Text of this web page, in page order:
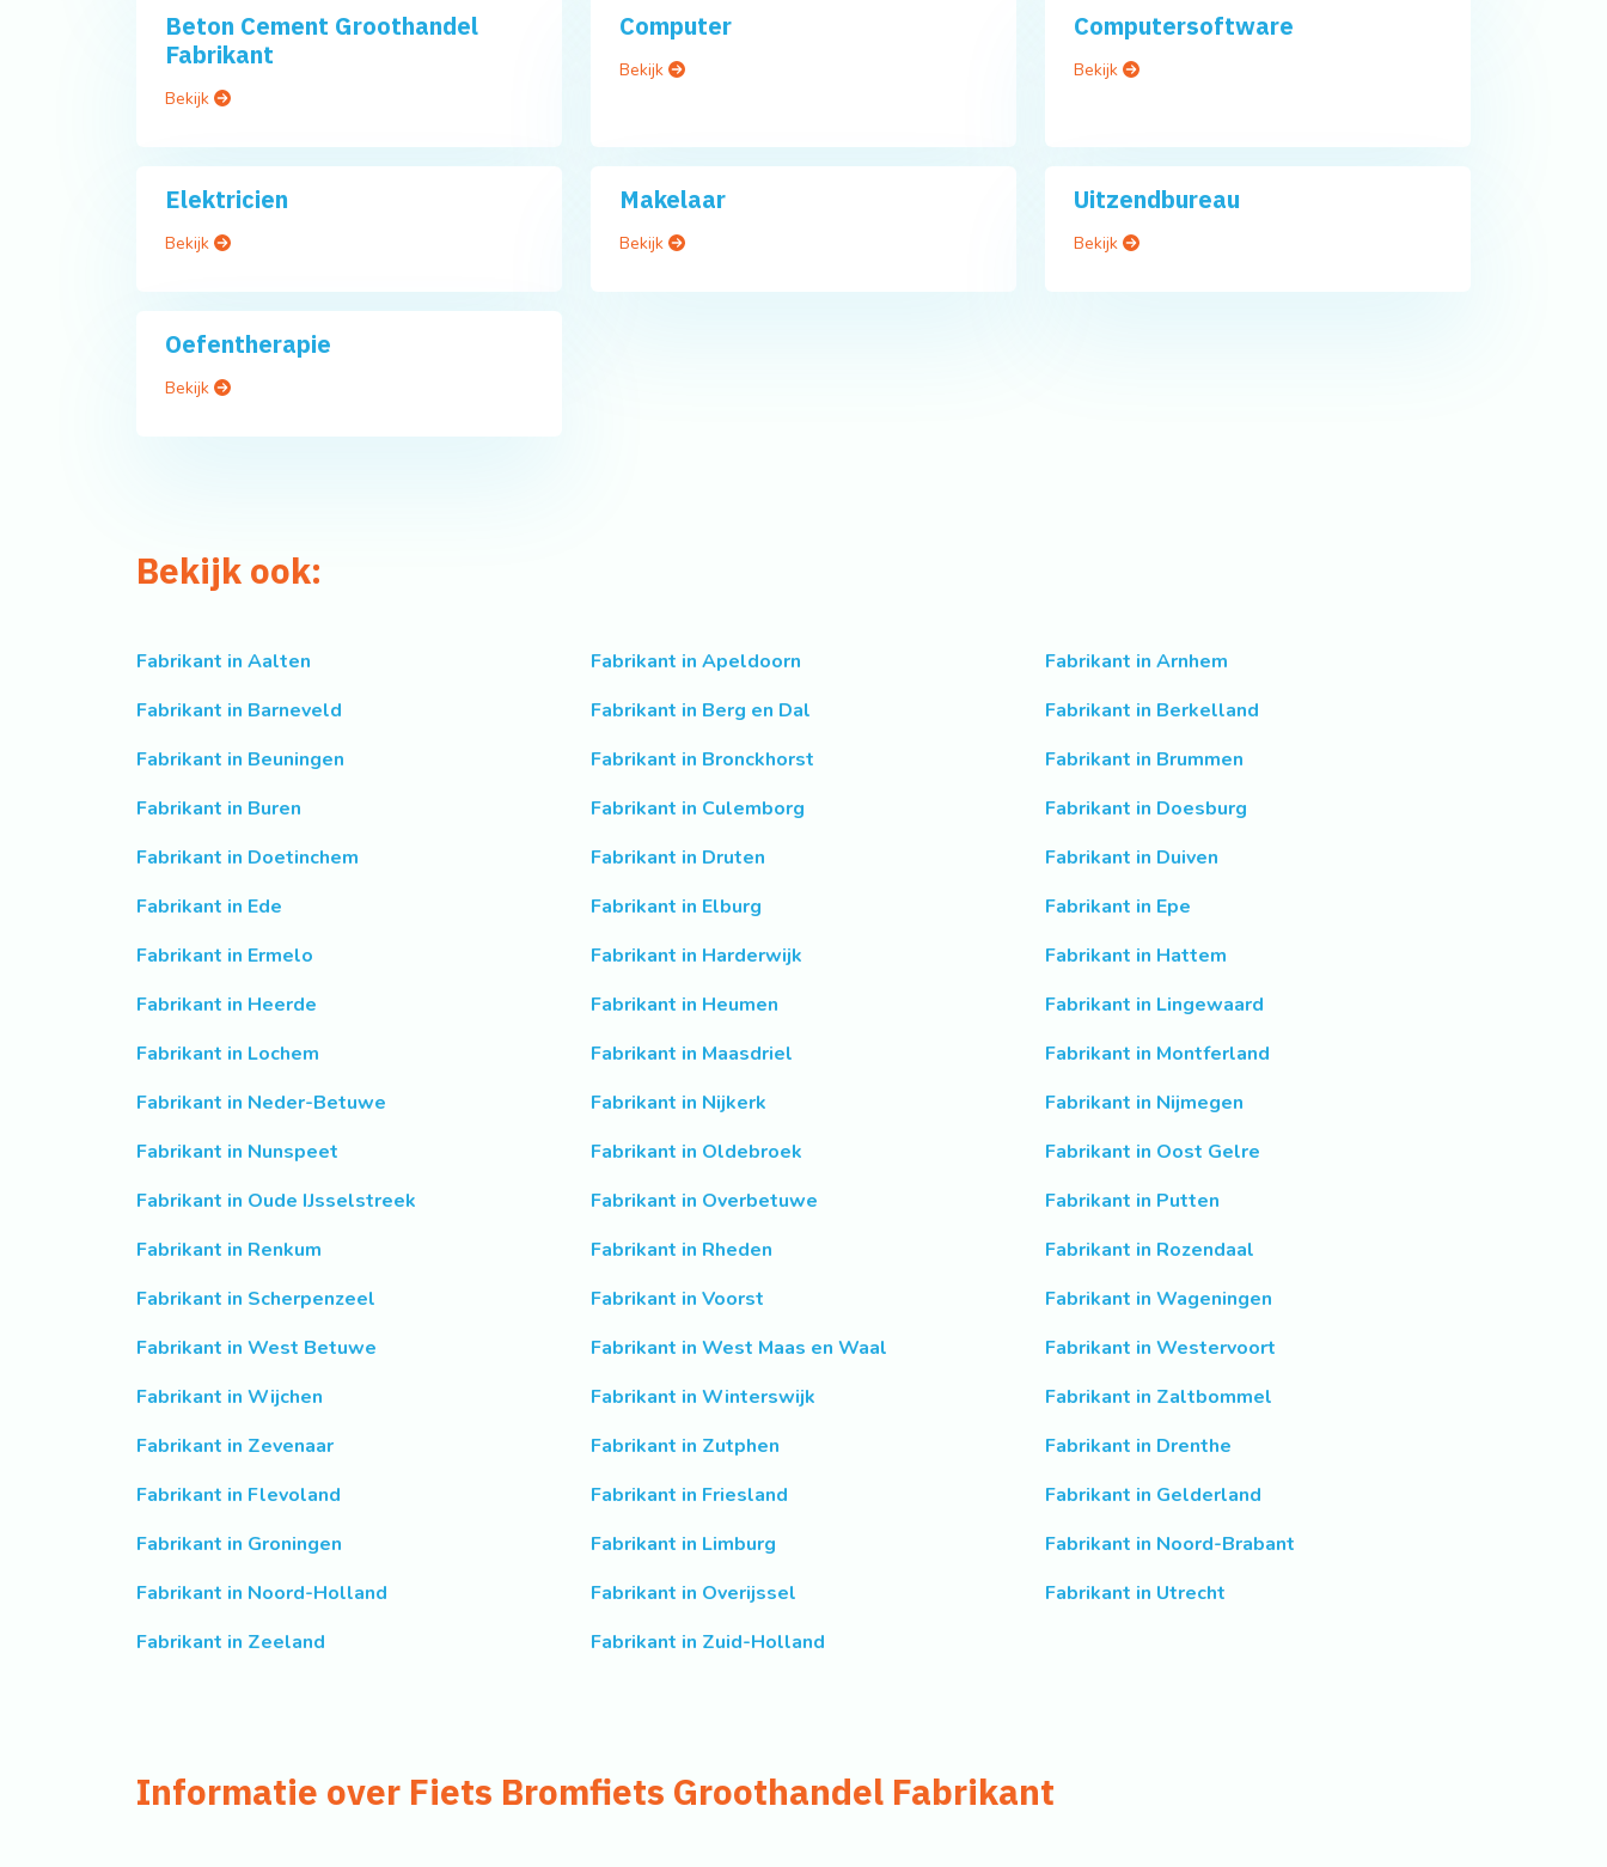
Beton Cement Groothandel
Fabrikant
Bekijk
Computer
Bekijk
Computersoftware
Bekijk
Elektricien
Bekijk
Makelaar
Bekijk
Uitzendbureau
Bekijk
Oefentherapie
Bekijk
Bekijk ook:
Fabrikant in Aalten Fabrikant in Apeldoorn
Fabrikant in Arnhem
Fabrikant in Barneveld
Fabrikant in Berg en Dal
Fabrikant in Berkelland
Fabrikant in Beuningen
Fabrikant in Bronckhorst
Fabrikant in Brummen
Fabrikant in Buren
Fabrikant in Culemborg
Fabrikant in Doesburg
Fabrikant in Doetinchem
Fabrikant in Druten
Fabrikant in Duiven
Fabrikant in Ede
Fabrikant in Elburg
Fabrikant in Epe
Fabrikant in Ermelo
Fabrikant in Harderwijk
Fabrikant in Hattem
Fabrikant in Heerde
Fabrikant in Heumen
Fabrikant in Lingewaard
Fabrikant in Lochem
Fabrikant in Maasdriel
Fabrikant in Montferland
Fabrikant in Neder-Betuwe
Fabrikant in Nijkerk
Fabrikant in Nijmegen
Fabrikant in Nunspeet
Fabrikant in Oldebroek
Fabrikant in Oost Gelre
Fabrikant in Oude IJsselstreek
Fabrikant in Overbetuwe
Fabrikant in Putten
Fabrikant in Renkum
Fabrikant in Rheden
Fabrikant in Rozendaal
Fabrikant in Scherpenzeel
Fabrikant in Voorst
Fabrikant in Wageningen
Fabrikant in West Betuwe
Fabrikant in West Maas en Waal
Fabrikant in Westervoort
Fabrikant in Wijchen
Fabrikant in Winterswijk
Fabrikant in Zaltbommel
Fabrikant in Zevenaar
Fabrikant in Zutphen
Fabrikant in Drenthe
Fabrikant in Flevoland
Fabrikant in Friesland
Fabrikant in Gelderland
Fabrikant in Groningen
Fabrikant in Limburg
Fabrikant in Noord-Brabant
Fabrikant in Noord-Holland
Fabrikant in Overijssel
Fabrikant in Utrecht
Fabrikant in Zeeland
Fabrikant in Zuid-Holland
Informatie over Fiets Bromfiets Groothandel Fabrikant